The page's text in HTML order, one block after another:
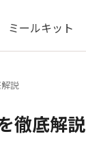
ミールキット
説
徹底解説